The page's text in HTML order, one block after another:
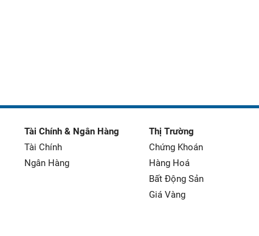
Tài Chính & Ngân Hàng
Tài Chính
Ngân Hàng
Thị Trường
Chứng Khoán
Hàng Hoá
Bất Động Sản
Giá Vàng